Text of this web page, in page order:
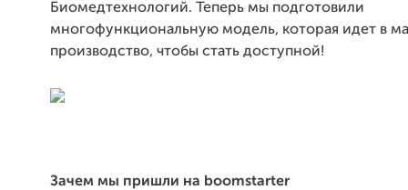
Биомедтехнологий. Теперь мы подготовили
многофункциональную модель, которая идет в
производство, чтобы стать доступной!
Зачем мы пришли на boomstarter